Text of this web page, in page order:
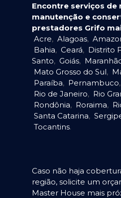
Encontre serviços de
manutenção e
prestadores Grifo
Acre, Alagoas,
Bahia, Ceará, Distrito
Santo, Goiás,
Mato Grosso do Sul,
Paraíba, Pernambuco,
Rio de Janeiro, Rio
Rondônia, Roraima,
Santa Catarina,
Tocantins.
Caso não haja
região, solicite um
Master House mais